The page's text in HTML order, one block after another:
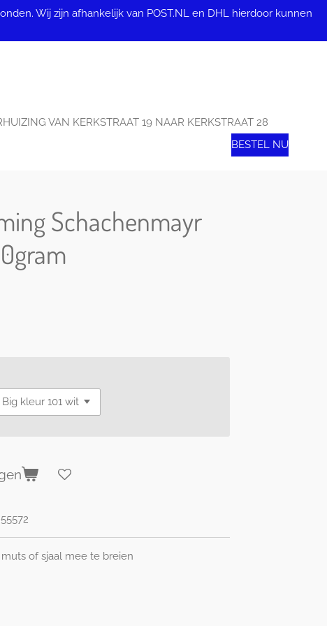
Wij zijn afhankelijk van POST.NL en DHL hierdoor kunnen
VAN KERKSTRAAT 19 NAAR KERKSTRAAT 28
BESTEL NU
Schachenmayr
of sjaal mee te breien